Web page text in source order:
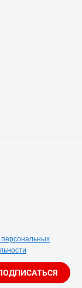
персональных